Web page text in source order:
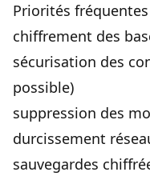
Priorités
chiffrement des
sécurisation des
possible)
suppression des
durcissement
sauvegardes